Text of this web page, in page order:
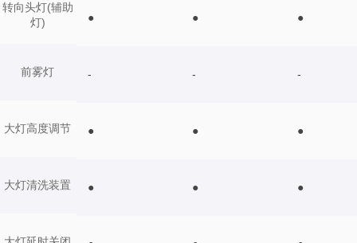
转向头灯(辅助
灯)
前雾灯
大灯高度调节
大灯清洗装置
● ● ●
- - -
● ● ●
● ● ●